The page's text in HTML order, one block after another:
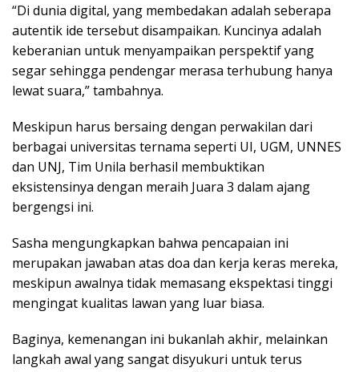
“Di dunia digital, yang membedakan adalah seberapa
autentik ide tersebut disampaikan. Kuncinya adalah
keberanian untuk menyampaikan perspektif yang
segar sehingga pendengar merasa terhubung hanya
lewat suara,” tambahnya.
Meskipun harus bersaing dengan perwakilan dari
berbagai universitas ternama seperti UI, UGM, UNNES
dan UNJ, Tim Unila berhasil membuktikan
eksistensinya dengan meraih Juara 3 dalam ajang
bergengsi ini.
Sasha mengungkapkan bahwa pencapaian ini
merupakan jawaban atas doa dan kerja keras mereka,
meskipun awalnya tidak memasang ekspektasi tinggi
mengingat kualitas lawan yang luar biasa.
Baginya, kemenangan ini bukanlah akhir, melainkan
langkah awal yang sangat disyukuri untuk terus